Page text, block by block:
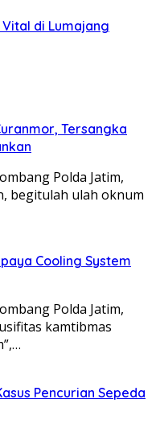
di Lumajang
Tersangka
Polda Jatim,
begitulah ulah oknum
Cooling System
Polda Jatim,
kamtibmas
Pencurian Sepeda